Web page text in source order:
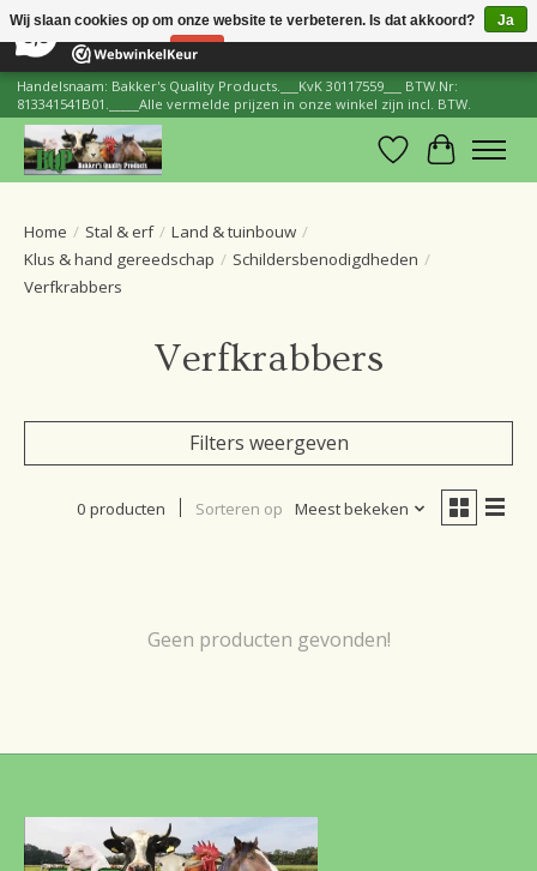
206 Reviews ×
Handelsnaam: Bakker's Quality Products.___KvK 30117559___ BTW.Nr:
813341541B01._____Alle vermelde prijzen in onze winkel zijn incl. BTW.
Verlanglijst
Home / Stal & erf / Land & tuinbouw /
Klus & hand gereedschap / Schildersbenodigdheden /
Verfkrabbers
Verfkrabbers
Filters weergeven
0 producten Sorteren op Meest bekeken
Geen producten gevonden!
Wij slaan cookies op om onze website te verbeteren. Is dat akkoord?
Ja
Nee